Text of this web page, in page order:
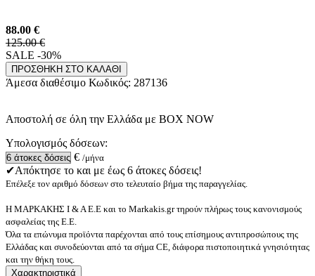
88.00 €
125.00 €
SALE -30%
ΠΡΟΣΘΗΚΗ ΣΤΟ ΚΑΛΑΘΙ
Άμεσα διαθέσιμο Κωδικός: 287136
Αποστολή σε όλη την Ελλάδα με BOX NOW
Υπολογισμός δόσεων:
€ /μήνα
✔Απόκτησε το και με έως 6 άτοκες δόσεις!
Επέλεξε τον αριθμό δόσεων στο τελευταίο βήμα της παραγγελίας.
Η ΜΑΡΚΑΚΗΣ Ι & Α Ε.Ε και το Markakis.gr τηρούν πλήρως τους κανονισμούς
ασφαλείας της Ε.Ε.
Όλα τα επώνυμα προϊόντα παρέχονται από τους επίσημους αντιπροσώπους της
Ελλάδας και συνοδεύονται από τα σήμα CE, διάφορα πιστοποιητικά γνησιότητας
και την θήκη τους.
Χαρακτηριστικά